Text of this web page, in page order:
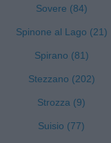
Sovere (84)
Spinone al Lago (21)
Spirano (81)
Stezzano (202)
Strozza (9)
Suisio (77)